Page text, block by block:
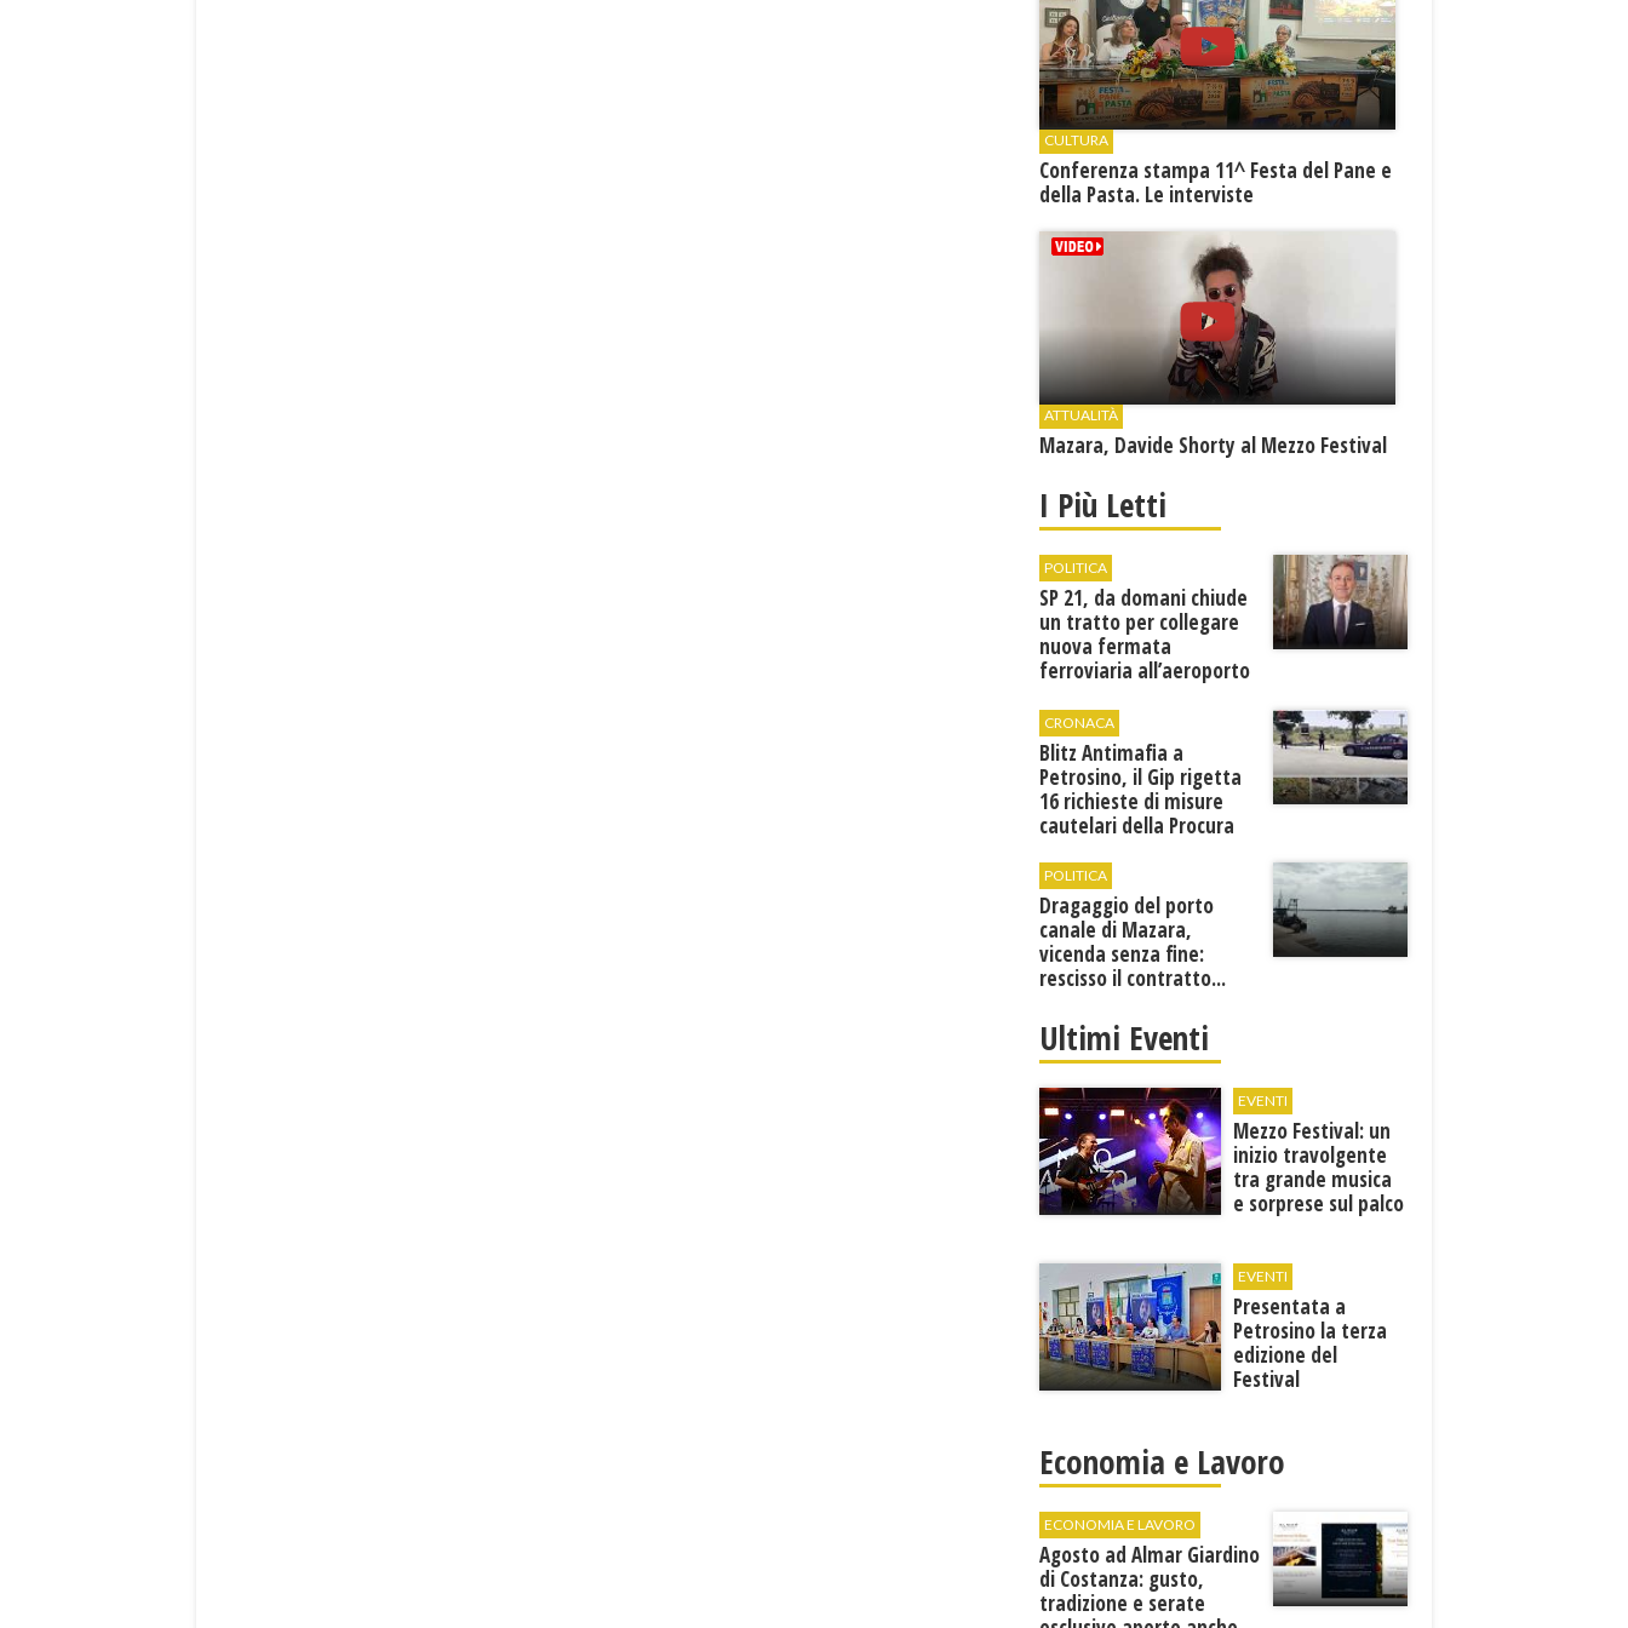
CULTURA
Conferenza stampa 11^ Festa del Pane e
della Pasta. Le interviste
ATTUALITÀ
Mazara, Davide Shorty al Mezzo Festival
I Più Letti
POLITICA
SP 21, da domani chiude
un tratto per collegare
nuova fermata
ferroviaria all’aeroporto
CRONACA
Blitz Antimafia a
Petrosino, il Gip rigetta
16 richieste di misure
cautelari della Procura
POLITICA
Dragaggio del porto
canale di Mazara,
vicenda senza fine:
rescisso il contratto...
Ultimi Eventi
EVENTI
Mezzo Festival: un
inizio travolgente
tra grande musica
e sorprese sul palco
EVENTI
Presentata a
Petrosino la terza
edizione del
Festival
"Voci dal
Mediterraneo"
Economia e Lavoro
ECONOMIA E LAVORO
Agosto ad Almar Giardino
di Costanza: gusto,
tradizione e serate